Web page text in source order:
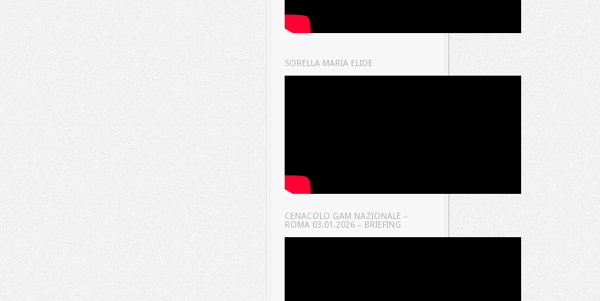
SORELLA MARIA ELIDE
CENACOLO GAM NAZIONALE –
ROMA 03.01.2026 – BRIEFING